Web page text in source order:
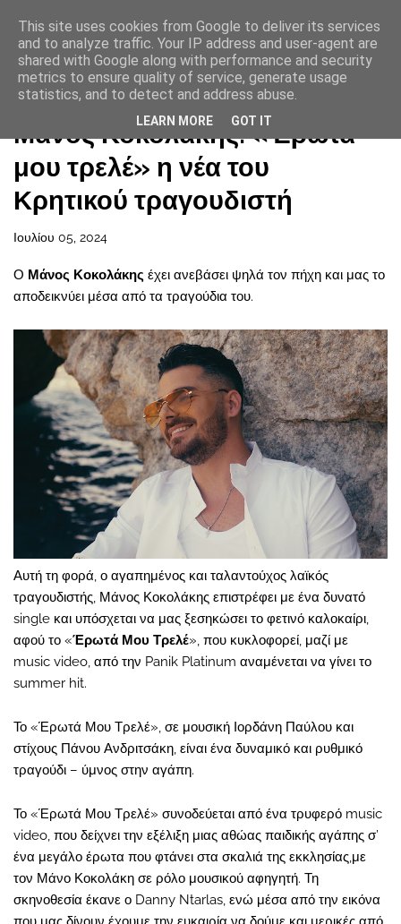
Αρχική σελίδα
Μάνος Κοκολάκης: «Έρωτά
μου τρελέ» η νέα του
Κρητικού τραγουδιστή
Ιουλίου 05, 2024
Ο Μάνος Κοκολάκης έχει ανεβάσει ψηλά τον πήχη και μας το
αποδεικνύει μέσα από τα τραγούδια του.
Αυτή τη φορά, ο αγαπημένος και ταλαντούχος λαϊκός
τραγουδιστής, Μάνος Κοκολάκης επιστρέφει με ένα δυνατό
single και υπόσχεται να μας ξεσηκώσει το φετινό καλοκαίρι,
αφού το «Έρωτά Μου Τρελέ», που κυκλοφορεί, μαζί με
music video, από την Panik Platinum αναμένεται να γίνει το
summer hit.
Το «Έρωτά Μου Τρελέ», σε μουσική Ιορδάνη Παύλου και
στίχους Πάνου Ανδριτσάκη, είναι ένα δυναμικό και ρυθμικό
τραγούδι – ύμνος στην αγάπη.
Το «Έρωτά Μου Τρελέ» συνοδεύεται από ένα τρυφερό music
video, που δείχνει την εξέλιξη μιας αθώας παιδικής αγάπης σ’
ένα μεγάλο έρωτα που φτάνει στα σκαλιά της εκκλησίας,με
τον Μάνο Κοκολάκη σε ρόλο μουσικού αφηγητή. Τη
σκηνοθεσία έκανε ο Danny Ntarlas, ενώ μέσα από την εικόνα
This site uses cookies from Google to deliver its services
and to analyze traffic. Your IP address and user-agent are
shared with Google along with performance and security
metrics to ensure quality of service, generate usage
statistics, and to detect and address abuse.
LEARN MORE GOT IT